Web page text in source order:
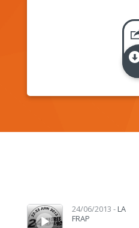
Lecteur audio 24/06/2013 - LA
FRAP